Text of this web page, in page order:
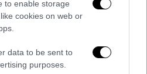
to enable storage
cookies on web or
data to be sent to
purposes.
ασφαλείας,
της FSB και της
δύναμης
σε αυτές τις